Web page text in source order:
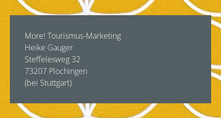
More! Tourismus-Marketing
Heike Gauger
Steffelesweg 32
73207 Plochingen
(bei Stuttgart)